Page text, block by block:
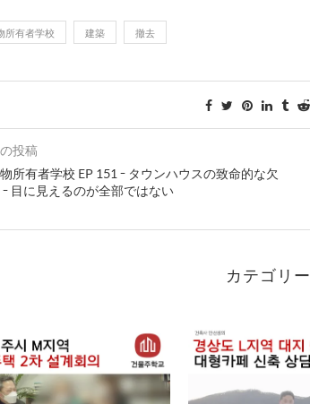
所有者学校 建築 撤去
投稿
所有者学校 EP 151 - タウンハウスの致命的な欠
- 目に見えるのが全部ではない
カテゴリ